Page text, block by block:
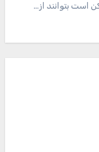
بتوانند از…